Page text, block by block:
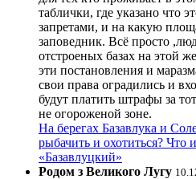
таблички, где указано что
запретами, и на какую
заповедник. Всё просто
отстроеных базах на этой
эти постановления и
свои права оградились и
будут платить штрафы за
не огороженой зоне.
На берегах Базавлука и
рыбачить и охотиться? Что
«Базавлуцкий»
Родом з Великого Лугу